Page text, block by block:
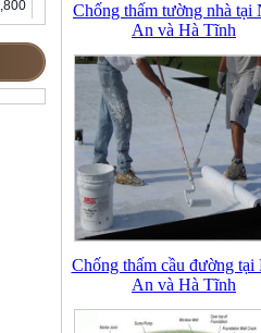
Chống thấm tường nhà tại
An và Hà Tĩnh
Chống thấm cầu đường tại
An và Hà Tĩnh